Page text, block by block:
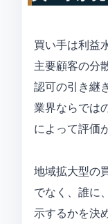
買い手は利益
主要顧客の分
認可の引き継
業界ならでは
によって評価
地域拡大型の
でなく、誰に
示するかを決